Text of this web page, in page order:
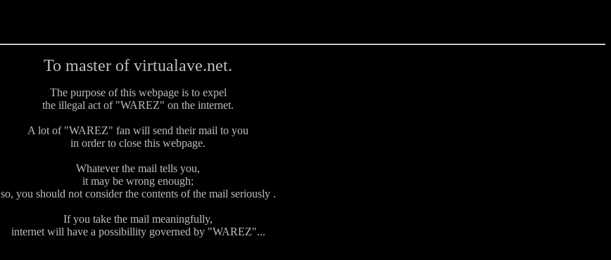
To master of virtualave.net.
The purpose of this webpage is to expel
the illegal act of "WAREZ" on the internet.
A lot of "WAREZ" fan will send their mail to you
in order to close this webpage.
Whatever the mail tells you,
it may be wrong enough;
so, you should not consider the contents of the mail seriously .
If you take the mail meaningfully,
internet will have a possibillity governed by "WAREZ"...